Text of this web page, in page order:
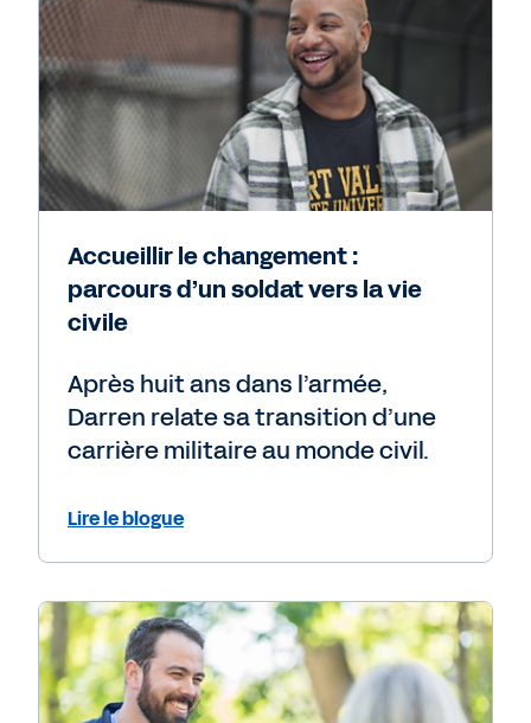
Accueillir le changement :
parcours d’un soldat vers la vie
civile
Après huit ans dans l’armée,
Darren relate sa transition d’une
carrière militaire au monde civil.
Lire le blogue